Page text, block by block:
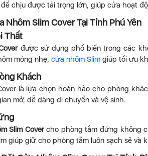
chịu được tải trọng lớn, giúp cửa hoạt
Nhôm Slim Cover Tại Tỉnh Phú Yên
Thất
được sử dụng phổ biến trong các
mỏng nhẹ, cửa nhôm Slim giúp tối ưu
Khách
là lựa chọn hoàn hảo cho phòng
mở, dễ dàng di chuyển và vệ sinh.
Slim Covercho phòng tắm đứng không
giúp giữ cho phòng tắm luôn sạch sẽ và